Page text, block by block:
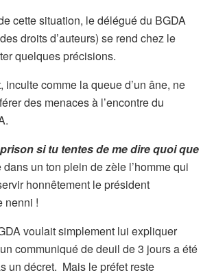
cette situation, le délégué du BGDA
droits d’auteurs) se rend chez le
quelques précisions.
inculte comme la queue d’un âne, ne
des menaces à l’encontre du
si tu tentes de me dire quoi que
un ton plein de zèle l’homme qui
honnêtement le président
nenni !
voulait simplement lui expliquer
communiqué de deuil de 3 jours a été
un décret. Mais le préfet reste